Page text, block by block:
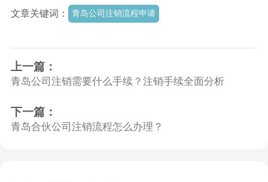
文章关键词： 青岛公司注销流程申请
上一篇：
青岛公司注销需要什么手续？注销手续全面分析
下一篇：
青岛合伙公司注销流程怎么办理？